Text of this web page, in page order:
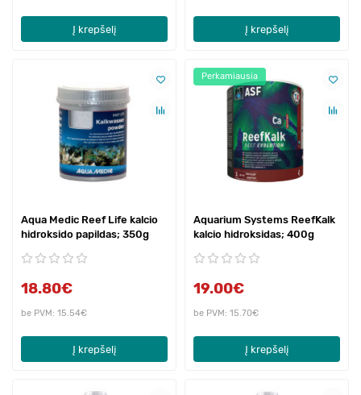
Į krepšelį Į krepšelį
Aqua Medic Reef Life kalcio
hidroksido papildas; 350g
18.80€
be PVM: 15.54€
Į krepšelį
Perkamiausia
Aquarium Systems ReefKalk
kalcio hidroksidas; 400g
19.00€
be PVM: 15.70€
Į krepšelį